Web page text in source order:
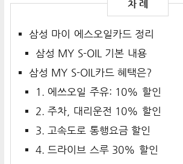
삼성 마이 에스오일카드 정리
삼성 MY S-OIL 기본 내용
삼성 MY S-OIL카드 혜택은?
1. 에쓰오일 주유: 10% 할인
2. 주차, 대리운전 10% 할인
3. 고속도로 통행요금 할인
4. 드라이브 스루 30% 할인